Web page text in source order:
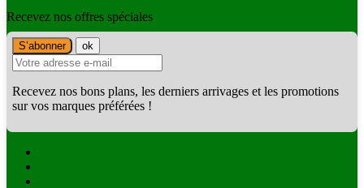
Recevez nos offres spéciales
Recevez nos bons plans, les derniers arrivages et les promotions
sur vos marques préférées !